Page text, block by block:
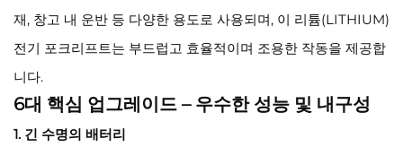
재, 창고 내 운반 등 다양한 용도로 사용되며, 이 리튬(LITHIUM)
전기 포크리프트는 부드럽고 효율적이며 조용한 작동을 제공합
니다.
6대 핵심 업그레이드 – 우수한 성능 및 내구성
1. 긴 수명의 배터리